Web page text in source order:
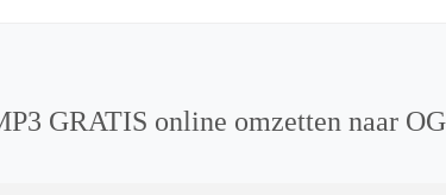
GRATIS online omzetten naar